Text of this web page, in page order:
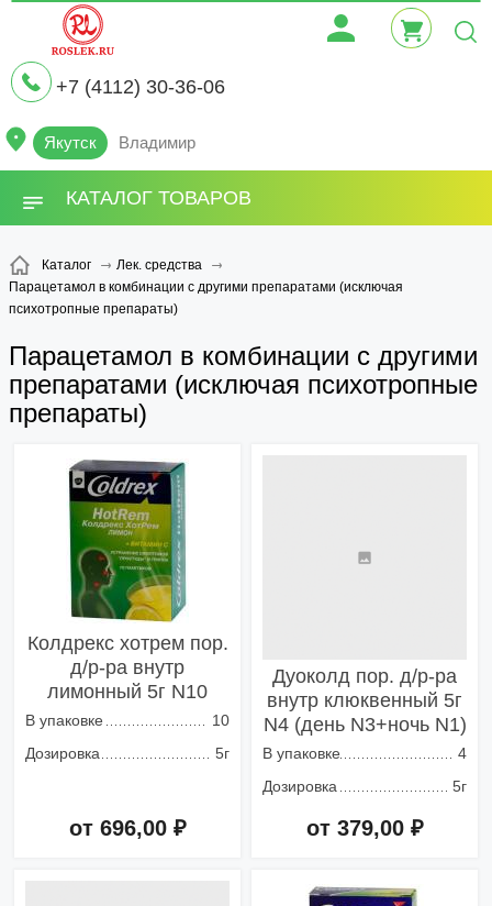
+7 (4112) 30-36-06
Якутск Владимир
КАТАЛОГ ТОВАРОВ
Каталог
Лек. средства
Парацетамол в комбинации с другими препаратами (исключая
психотропные препараты)
Парацетамол в комбинации с другими
препаратами (исключая психотропные
препараты)
Колдрекс хотрем пор.
д/р-ра внутр
лимонный 5г N10
В упаковке
10
Дозировка
5г
от 696,00 ₽
Дуоколд пор. д/р-ра
внутр клюквенный 5г
N4 (день N3+ночь N1)
В упаковке
4
Дозировка
5г
от 379,00 ₽